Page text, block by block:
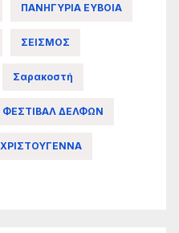
ΠΑΝΗΓΥΡΙΑ ΕΥΒΟΙΑ
ΣΕΙΣΜΟΣ
Σαρακοστή
ΦΕΣΤΙΒΑΛ ΔΕΛΦΩΝ
ΧΡΙΣΤΟΥΓΕΝΝΑ